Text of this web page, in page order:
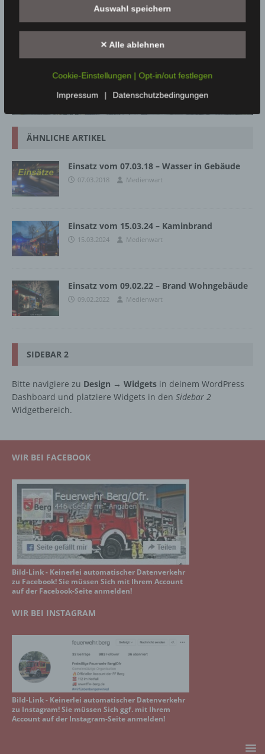
ÄHNLICHE ARTIKEL
Einsatz vom 07.03.18 – Wasser in Gebäude
07.03.2018 Medienwart
Einsatz vom 15.03.24 – Kaminbrand
15.03.2024 Medienwart
Einsatz vom 09.02.22 – Brand Wohngebäude
09.02.2022 Medienwart
SIDEBAR 2
Bitte navigiere zu Design → Widgets in deinem WordPress
Dashboard und platziere Widgets in den Sidebar 2
Widgetbereich.
WIR BEI FACEBOOK
Bild-Link - Keinerlei automatischer Datenverkehr
zu Facebook! Sie müssen Sich mit Ihrem Account
auf der Facebook-Seite anmelden!
WIR BEI INSTAGRAM
Bild-Link - Keinerlei automatischer Datenverkehr
zu Instagram! Sie müssen Sich ggf. mit Ihrem
Account auf der Instagram-Seite anmelden!
Auswahl speichern
✕ Alle ablehnen
Cookie-Einstellungen | Opt-in/out festlegen
Impressum | Datenschutzbedingungen